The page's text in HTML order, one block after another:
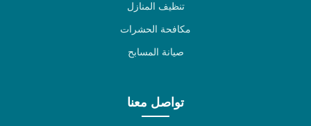
تنظيف المنازل
مكافحة الحشرات
صيانة المسابح
تواصل معنا